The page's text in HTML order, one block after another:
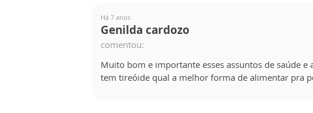
Há 7 anos
Genilda cardozo
comentou:
Muito bom e importante esses assuntos de saúde
tem tireóide qual a melhor forma de alimentar pra